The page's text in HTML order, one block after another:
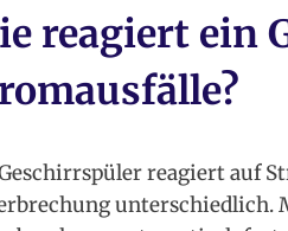
reagiert ein
reagiert auf
unterschiedlich.